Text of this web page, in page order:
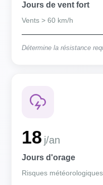
Jours de vent fort
Vents > 60 km/h
Détermine la résistance
18 j/an
Jours d'orage
Risques météorologiques